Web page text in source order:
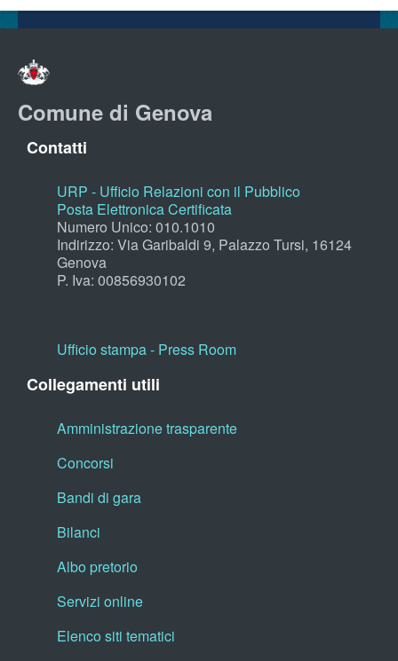
Comune di Genova
Contatti
URP - Ufficio Relazioni con il Pubblico
Posta Elettronica Certificata
Numero Unico: 010.1010
Indirizzo: Via Garibaldi 9, Palazzo Tursi, 16124
Genova
P. Iva: 00856930102
Ufficio stampa - Press Room
Collegamenti utili
Amministrazione trasparente
Concorsi
Bandi di gara
Bilanci
Albo pretorio
Servizi online
Elenco siti tematici